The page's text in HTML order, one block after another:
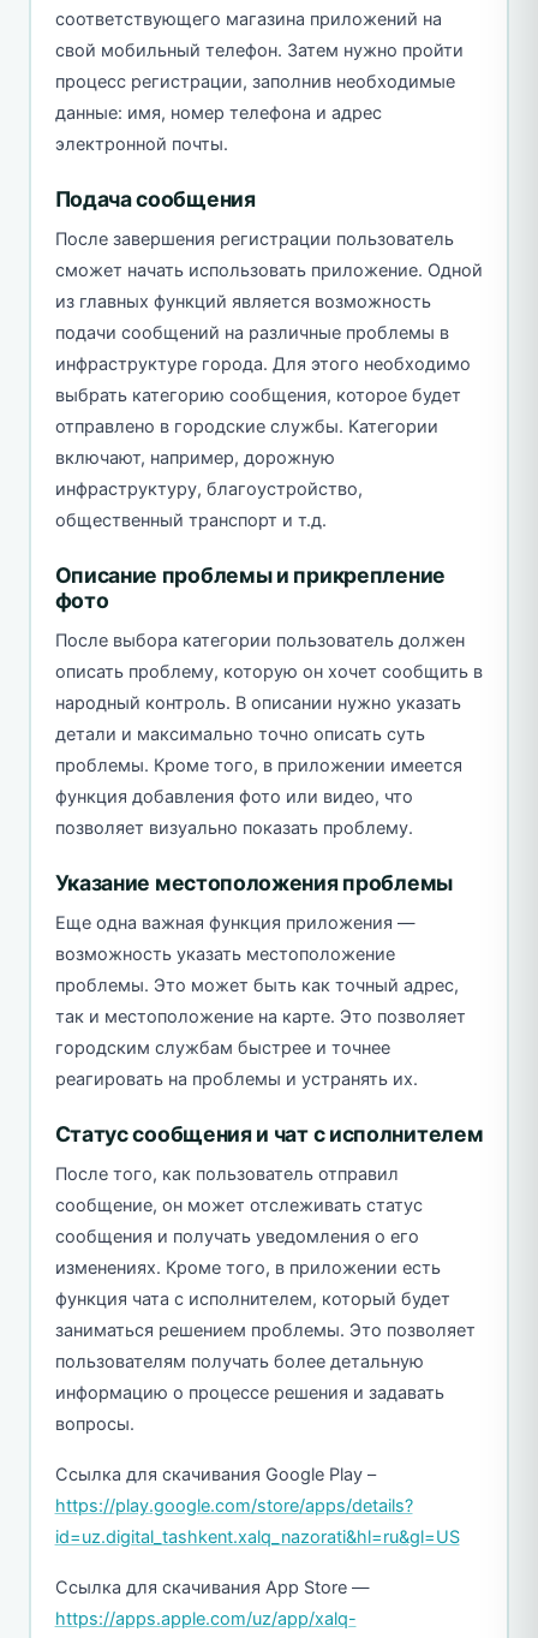
соответствующего магазина приложений на
свой мобильный телефон. Затем нужно пройти
процесс регистрации, заполнив необходимые
данные: имя, номер телефона и адрес
электронной почты.
Подача сообщения
После завершения регистрации пользователь
сможет начать использовать приложение. Одной
из главных функций является возможность
подачи сообщений на различные проблемы в
инфраструктуре города. Для этого необходимо
выбрать категорию сообщения, которое будет
отправлено в городские службы. Категории
включают, например, дорожную
инфраструктуру, благоустройство,
общественный транспорт и т.д.
Описание проблемы и прикрепление
фото
После выбора категории пользователь должен
описать проблему, которую он хочет сообщить в
народный контроль. В описании нужно указать
детали и максимально точно описать суть
проблемы. Кроме того, в приложении имеется
функция добавления фото или видео, что
позволяет визуально показать проблему.
Указание местоположения проблемы
Еще одна важная функция приложения —
возможность указать местоположение
проблемы. Это может быть как точный адрес,
так и местоположение на карте. Это позволяет
городским службам быстрее и точнее
реагировать на проблемы и устранять их.
Статус сообщения и чат с исполнителем
После того, как пользователь отправил
сообщение, он может отслеживать статус
сообщения и получать уведомления о его
изменениях. Кроме того, в приложении есть
функция чата с исполнителем, который будет
заниматься решением проблемы. Это позволяет
пользователям получать более детальную
информацию о процессе решения и задавать
вопросы.
Ссылка для скачивания Google Play –
https://play.google.com/store/apps/details?
id=uz.digital_tashkent.xalq_nazorati&hl=ru&gl=US
Ссылка для скачивания App Store —
https://apps.apple.com/uz/app/xalq-